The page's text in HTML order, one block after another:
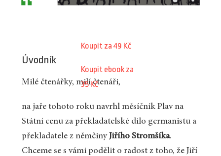
Koupit za 49 Kč
Koupit ebook za
35 Kč
Úvodník
Milé čtenářky, milí čtenáři,
na jaře tohoto roku navrhl měsíčník Plav na
Státní cenu za překladatelské dílo germanistu a
překladatele z němčiny Jiřího Stromšíka.
Chceme se s vámi podělit o radost z toho, že Jiří